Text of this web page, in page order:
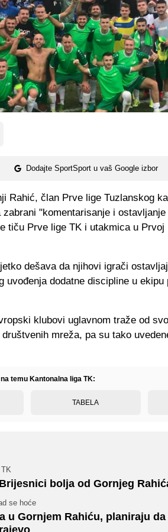
Dodajte SportSport u vaš Google izbor
Rahić, član Prve lige Tuzlanskog
"komentarisanje i
tiču Prve lige TK i utakmica u Prvoj
dešava da njihovi igrači
uvođenja dodatne discipline u ekipu
klubovi uglavnom traže od
mreža, pa su tako
temu Kantonalna liga TK:
TABELA
bolja od Gornjeg
se hoće
u Gornjem Rahiću, planiraju